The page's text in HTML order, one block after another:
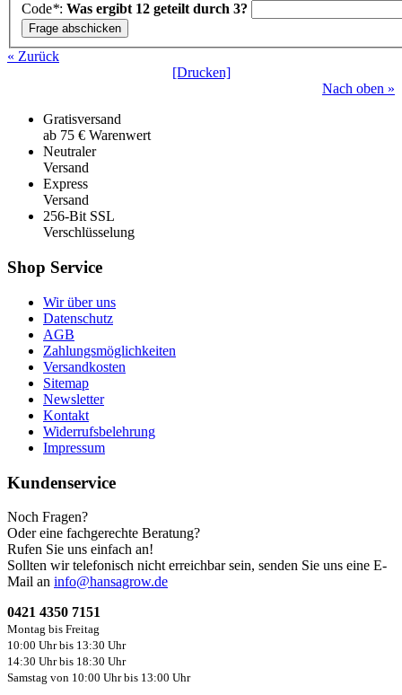
Code*: Was ergibt 12 geteilt durch 3?
« Zurück
[Drucken]
Nach oben »
Gratisversand
ab 75 € Warenwert
Neutraler
Versand
Express
Versand
256-Bit SSL
Verschlüsselung
Shop Service
Wir über uns
Datenschutz
AGB
Zahlungsmöglichkeiten
Versandkosten
Sitemap
Newsletter
Kontakt
Widerrufsbelehrung
Impressum
Kundenservice
Noch Fragen?
Oder eine fachgerechte Beratung?
Rufen Sie uns einfach an!
Sollten wir telefonisch nicht erreichbar sein, senden Sie uns eine E-
Mail an info@hansagrow.de
0421 4350 7151
Montag bis Freitag
10:00 Uhr bis 13:30 Uhr
14:30 Uhr bis 18:30 Uhr
Samstag von 10:00 Uhr bis 13:00 Uhr